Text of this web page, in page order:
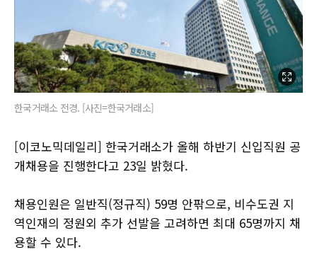
한국거래소 전경. [사진=한국거래소]
[이코노믹데일리] 한국거래소가 올해 하반기 신입직원 공
개채용을 진행한다고 23일 밝혔다.
채용인원은 일반직(정규직) 59명 안팎으로, 비수도권 지
역인재의 정원외 추가 선발을 고려하면 최대 65명까지 채
용할 수 있다.